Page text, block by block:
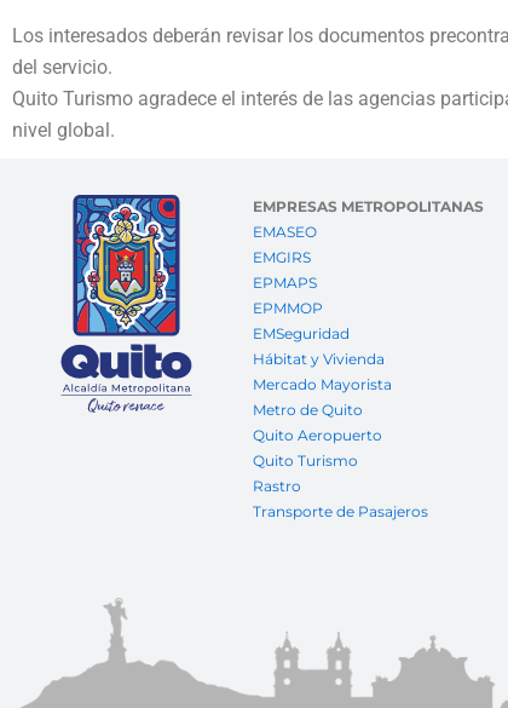
Los interesados deberán revisar los documentos
del servicio.
Quito Turismo agradece el interés de las agencias
nivel global.
EMPRESAS METROPOLITANAS
EMASEO
EMGIRS
EPMAPS
EPMMOP
EMSeguridad
Hábitat y Vivienda
Mercado Mayorista
Metro de Quito
Quito Aeropuerto
Quito Turismo
Rastro
Transporte de Pasajeros